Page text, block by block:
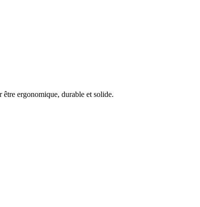
ergonomique, durable et solide.